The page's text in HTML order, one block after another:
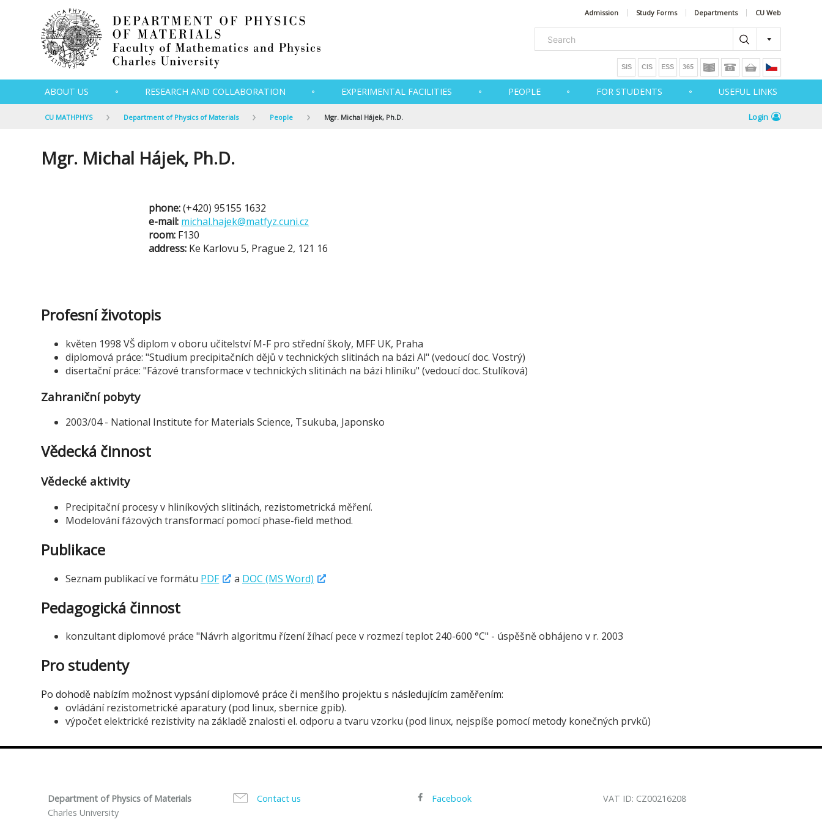
Admission Study Forms Departments CU Web
ABOUT US RESEARCH AND COLLABORATION EXPERIMENTAL FACILITIES PEOPLE FOR STUDENTS USEFUL LINKS
CU MATHPHYS Department of Physics of Materials People Mgr. Michal Hájek, Ph.D. Login
Mgr. Michal Hájek, Ph.D.
phone:(+420) 95155 1632
e-mail: michal.hajek@matfyz.cuni.cz
room: F130
address: Ke Karlovu 5, Prague 2, 121 16
Profesní životopis
květen 1998 VŠ diplom v oboru učitelství M-F pro střední školy, MFF UK, Praha
diplomová práce: "Studium precipitačních dějů v technických slitinách na bázi Al" (vedoucí doc. Vostrý)
disertační práce: "Fázové transformace v technických slitinách na bázi hliníku" (vedoucí doc. Stulíková)
Zahraniční pobyty
2003/04 - National Institute for Materials Science, Tsukuba, Japonsko
Vědecká činnost
Vědecké aktivity
Precipitační procesy v hliníkových slitinách, rezistometrická měření.
Modelování fázových transformací pomocí phase-field method.
Publikace
Seznam publikací ve formátu PDF a DOC (MS Word)
Pedagogická činnost
konzultant diplomové práce "Návrh algoritmu řízení žíhací pece v rozmezí teplot 240-600 °C" - úspěšně obhájeno v r. 2003
Pro studenty
Po dohodě nabízím možnost vypsání diplomové práce či menšího projektu s následujícím zaměřením:
ovládání rezistometrické aparatury (pod linux, sbernice gpib).
výpočet elektrické rezistivity na základě znalosti el. odporu a tvaru vzorku (pod linux, nejspíše pomocí metody konečných prvků)
Department of Physics of Materials
Charles University
Contact us Facebook VAT ID: CZ00216208